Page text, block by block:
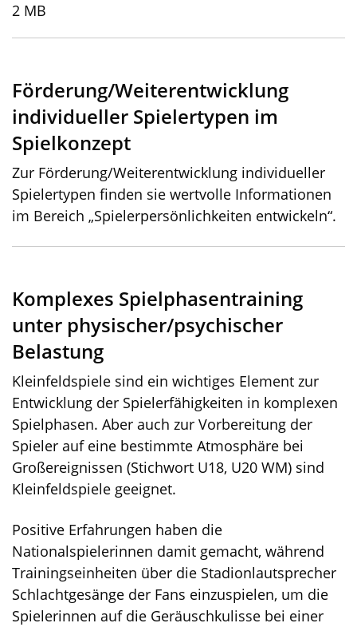
2 MB
Förderung/Weiterentwicklung
individueller Spielertypen im
Spielkonzept
Zur Förderung/Weiterentwicklung individueller
Spielertypen finden sie wertvolle Informationen
im Bereich „Spielerpersönlichkeiten entwickeln“.
Komplexes Spielphasentraining
unter physischer/psychischer
Belastung
Kleinfeldspiele sind ein wichtiges Element zur
Entwicklung der Spielerfähigkeiten in komplexen
Spielphasen. Aber auch zur Vorbereitung der
Spieler auf eine bestimmte Atmosphäre bei
Großereignissen (Stichwort U18, U20 WM) sind
Kleinfeldspiele geeignet.
Positive Erfahrungen haben die
Nationalspielerinnen damit gemacht, während
Trainingseinheiten über die Stadionlautsprecher
Schlachtgesänge der Fans einzuspielen, um die
Spielerinnen auf die Geräuschkulisse bei einer